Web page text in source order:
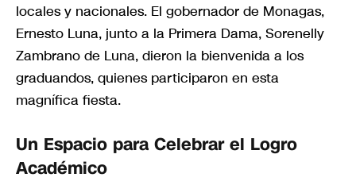
locales y nacionales. El gobernador de Monagas,
Ernesto Luna, junto a la Primera Dama, Sorenelly
Zambrano de Luna, dieron la bienvenida a los
graduandos, quienes participaron en esta
magnífica fiesta.
Un Espacio para Celebrar el Logro
Académico